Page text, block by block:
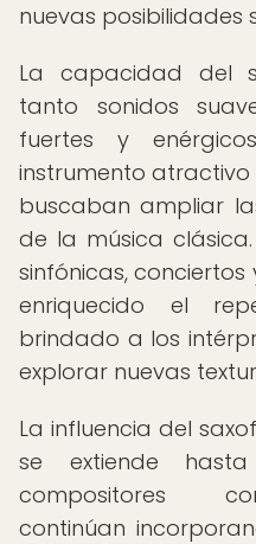
nuevas posibilidades
La capacidad del
tanto sonidos
fuertes y
instrumento
buscaban ampliar
de la música
sinfónicas,
enriquecido el
brindado a los
explorar nuevas
La influencia del
se extiende
compositores
continúan